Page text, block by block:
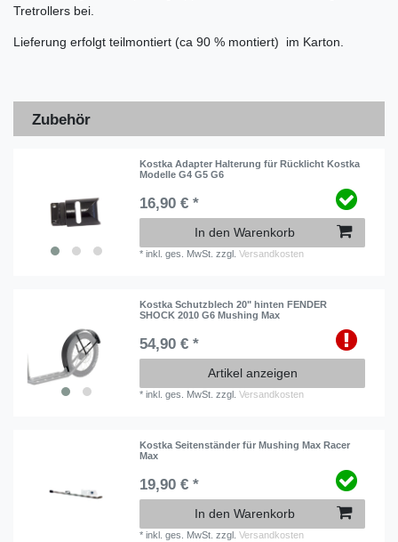
Tretrollers bei.
Lieferung erfolgt teilmontiert (ca 90 % montiert) im Karton.
Zubehör
Kostka Adapter Halterung für Rücklicht Kostka
Modelle G4 G5 G6
16,90 € *
In den Warenkorb
*inkl. ges. MwSt. zzgl.Versandkosten
Kostka Schutzblech 20" hinten FENDER
SHOCK 2010 G6 Mushing Max
54,90 € *
Artikel anzeigen
*inkl. ges. MwSt. zzgl.Versandkosten
Kostka Seitenständer für Mushing Max Racer
Max
19,90 € *
In den Warenkorb
*inkl. ges. MwSt. zzgl.Versandkosten